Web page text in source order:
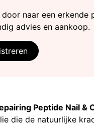
Peptide Nail &
die de natuurlijke
naar een erkende
advies en aankoop.